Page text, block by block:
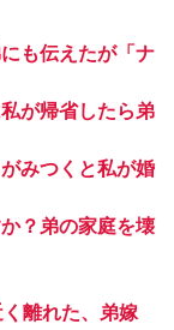
も伝えたが「ナ
が帰省したら弟
みつくと私が婚
？弟の家庭を壊
離れた、弟嫁